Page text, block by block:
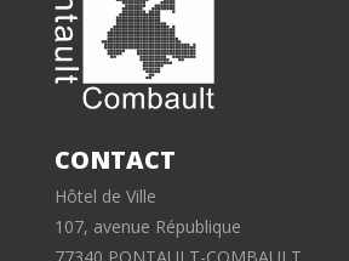
CONTACT
Hôtel de Ville
107, avenue République